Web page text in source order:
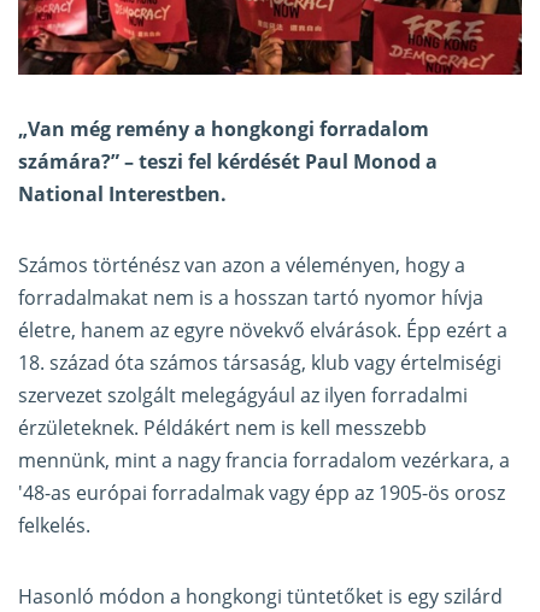
„Van még remény a hongkongi forradalom
számára?” – teszi fel kérdését Paul Monod a
National Interestben.
Számos történész van azon a véleményen, hogy a
forradalmakat nem is a hosszan tartó nyomor hívja
életre, hanem az egyre növekvő elvárások. Épp ezért a
18. század óta számos társaság, klub vagy értelmiségi
szervezet szolgált melegágyául az ilyen forradalmi
érzületeknek. Példákért nem is kell messzebb
mennünk, mint a nagy francia forradalom vezérkara, a
'48-as európai forradalmak vagy épp az 1905-ös orosz
felkelés.
Hasonló módon a hongkongi tüntetőket is egy szilárd